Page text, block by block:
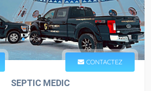
CONTACTEZ
SEPTIC MEDIC